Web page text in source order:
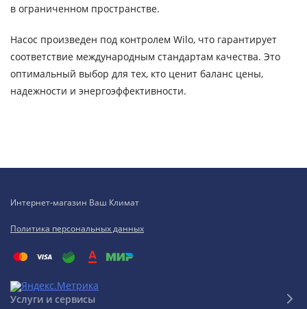
в ограниченном пространстве.
Насос произведен под контролем Wilo, что гарантирует
соответствие международным стандартам качества. Это
оптимальный выбор для тех, кто ценит баланс цены,
надежности и энергоэффективности.
Интернет-магазин Ваш Климат
Политика персональных данных
Услуги и сервисы